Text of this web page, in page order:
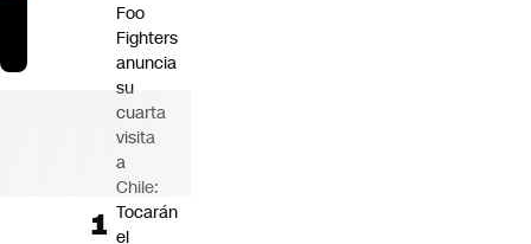
Foo
Fighters
anuncia
su
cuarta
visita
a
Chile:
Tocarán
el